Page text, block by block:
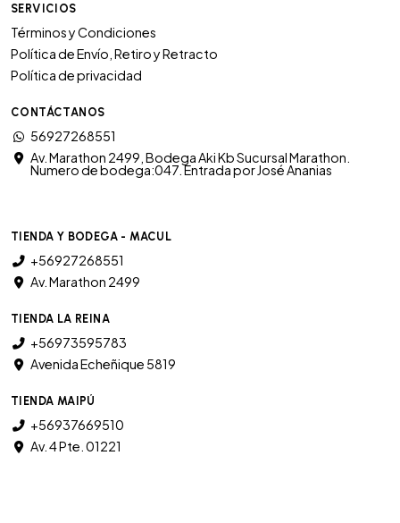
SERVICIOS
Términos y Condiciones
Política de Envío, Retiro y Retracto
Política de privacidad
CONTÁCTANOS
56927268551
Av. Marathon 2499, Bodega Aki Kb Sucursal Marathon.
Numero de bodega:047. Entrada por José Ananias
TIENDA Y BODEGA - MACUL
+56927268551
Av. Marathon 2499
TIENDA LA REINA
+56973595783
Avenida Echeñique 5819
TIENDA MAIPÚ
+56937669510
Av. 4 Pte. 01221